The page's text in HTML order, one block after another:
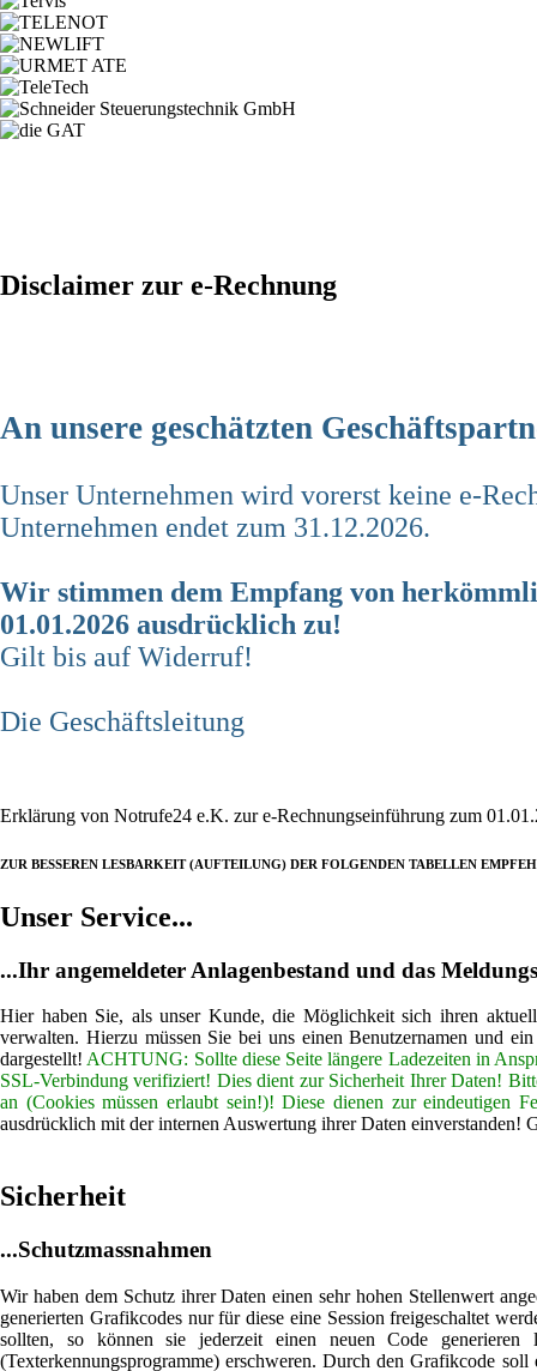
Disclaimer zur e-Rechnung
An unsere geschätzten
Unser Unternehmen wird vorerst keine e-
Unternehmen endet zum 31.12.2026.
Wir stimmen dem Empfang von
01.01.2026 ausdrücklich zu!
Gilt bis auf Widerruf!
Die Geschäftsleitung
Erklärung von Notrufe24 e.K. zur e-Rechnungseinführung zum
ZUR BESSEREN LESBARKEIT (AUFTEILUNG) DER FOLGENDEN TABELLEN
Unser Service...
...Ihr angemeldeter Anlagenbestand und das
Hier haben Sie, als unser Kunde, die Möglichkeit sich ihren
verwalten. Hierzu müssen Sie bei uns einen Benutzernamen und
dargestellt! ACHTUNG: Sollte diese Seite längere Ladezeiten in
SSL-Verbindung verifiziert! Dies dient zur Sicherheit Ihrer Daten!
an (Cookies müssen erlaubt sein!)! Diese dienen zur eindeutigen
ausdrücklich mit der internen Auswertung ihrer Daten
Sicherheit
...Schutzmassnahmen
Wir haben dem Schutz ihrer Daten einen sehr hohen Stellenwert
generierten Grafikcodes nur für diese eine Session freigeschaltet
sollten, so können sie jederzeit einen neuen Code
(Texterkennungsprogramme) erschweren. Durch den Grafikcode